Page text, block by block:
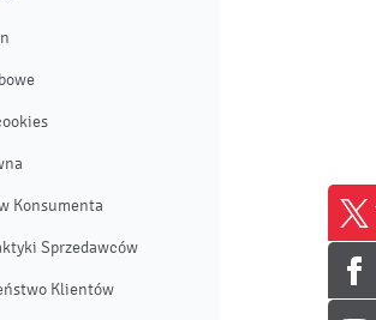
Konsumenta
Sprzedawców
Klientów